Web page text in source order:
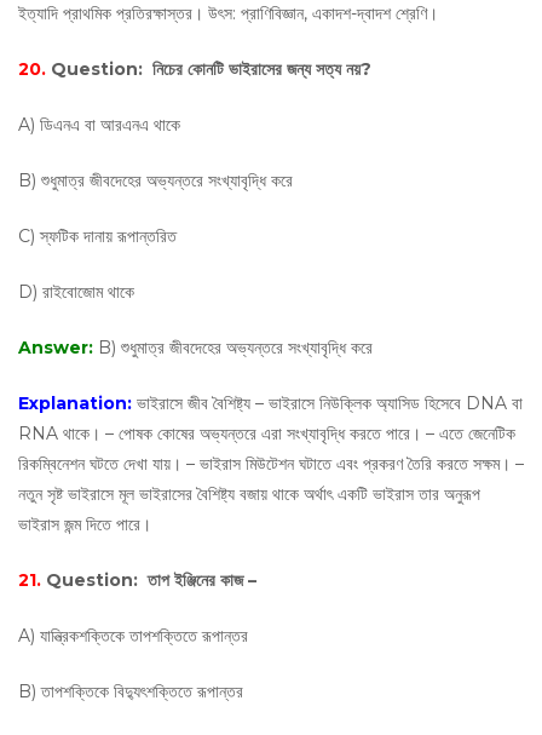
ইত্যাদি প্রাথমিক প্রতিরক্ষাস্তর। উৎস: প্রাণিবিজ্ঞান, একাদশ-দ্বাদশ শ্রেণি।
20. Question: নিচের কোনটি ভাইরাসের জন্য সত্য নয়?
A) ডিএনএ বা আরএনএ থাকে
B) শুধুমাত্র জীবদেহের অভ্যন্তরে সংখ্যাবৃদ্ধি করে
C) স্ফটিক দানায় রূপান্তরিত
D) রাইবোজোম থাকে
Answer: B) শুধুমাত্র জীবদেহের অভ্যন্তরে সংখ্যাবৃদ্ধি করে
Explanation: ভাইরাসে জীব বৈশিষ্ট্য – ভাইরাসে নিউক্লিক অ্যাসিড হিসেবে DNA বা
RNA থাকে। – পোষক কোষের অভ্যন্তরে এরা সংখ্যাবৃদ্ধি করতে পারে। – এতে জেনেটিক
রিকম্বিনেশন ঘটতে দেখা যায়। – ভাইরাস মিউটেশন ঘটাতে এবং প্রকরণ তৈরি করতে সক্ষম। –
নতুন সৃষ্ট ভাইরাসে মূল ভাইরাসের বৈশিষ্ট্য বজায় থাকে অর্থাৎ একটি ভাইরাস তার অনুরূপ
ভাইরাস জন্ম দিতে পারে।
21. Question: তাপ ইঞ্জিনের কাজ –
A) যান্ত্রিকশক্তিকে তাপশক্তিতে রূপান্তর
B) তাপশক্তিকে বিদ্যুৎশক্তিতে রূপান্তর